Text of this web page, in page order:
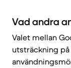
Vad andra
Valet mellan
utsträckning